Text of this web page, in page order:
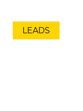
LEADS